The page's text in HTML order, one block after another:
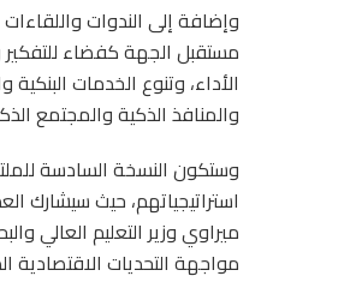
وإضافة إلى الندوات
مستقبل الجهة كفضاء للتفكير
والمنافذ الذكية والمجتمع
وستكون النسخة السادسة
استراتيجياتهم، حيث سيشارك
ميراوي وزير التعليم العالي
مواجهة التحديات الاقتصادية